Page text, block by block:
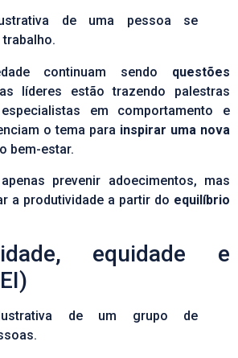
continuam sendo questões
líderes estão trazendo palestras
em comportamento e
o tema para inspirar uma nova
bem-estar.
prevenir adoecimentos, mas
a produtividade a partir do equilíbrio
equidade e